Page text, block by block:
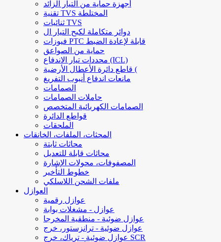
أجهزة حماية من التيار الزائد
تقنية TVS المختلطة
ثنائيات TVS
دوائر متكاملة لكبح التيار ال
فيوزات PTC قابلة لإعادة الضبط
حماية من الصواعق
محددات تيار الاندفاع (ICL)
قاطع دائرة الأعطال الأرضية (
مانعات اندفاع أنبوب التفريغ
الصمامات
حاملات الصمامات
الصمامات الكهربائية المتخصص
قواطع الدائرة
الملحقات
المحثات، الملفات، الخانقات
محاثات ثابتة
محاثات قابلة للتعديل
المصفوفات، محولات الإشارة
خطوط التأخير
ملفات الشحن اللاسلكي
العوازل
عوازل رقمية
عوازل - مشغلات بوابة
عوازل ضوئية - منطقية المخرجا
عوازل ضوئية - ترانزستور، خرج
عوازل ضوئية - ترياك، خرج SCR